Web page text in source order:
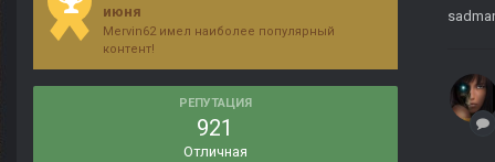
июня
Mervin62 имел наиболее популярный
контент!
РЕПУТАЦИЯ
921
Отличная